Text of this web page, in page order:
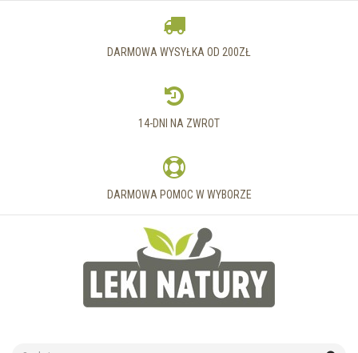
DARMOWA WYSYŁKA OD 200ZŁ
14-DNI NA ZWROT
DARMOWA POMOC W WYBORZE